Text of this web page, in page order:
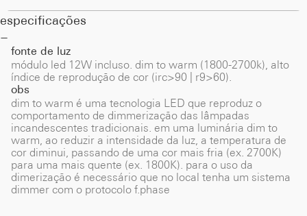
especificações
fonte de luz
módulo led 12W incluso. dim to warm (1800-2700k), alto
índice de reprodução de cor (irc>90 | r9>60).
obs
dim to warm é uma tecnologia LED que reproduz o
comportamento de dimmerização das lâmpadas
incandescentes tradicionais. em uma luminária dim to
warm, ao reduzir a intensidade da luz, a temperatura de
cor diminui, passando de uma cor mais fria (ex. 2700K)
para uma mais quente (ex. 1800K). para o uso da
dimerização é necessário que no local tenha um sistema
dimmer com o protocolo f.phase